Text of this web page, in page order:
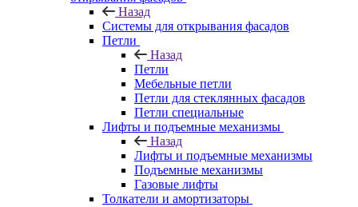
Назад
Системы для открывания фасадов
Петли
Назад
Петли
Мебельные петли
Петли для стеклянных фасадов
Петли специальные
Лифты и подъемные механизмы
Назад
Лифты и подъемные механизмы
Подъемные механизмы
Газовые лифты
Толкатели и амортизаторы